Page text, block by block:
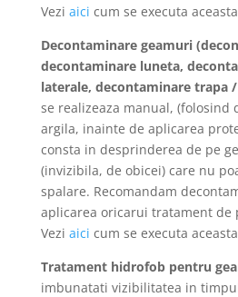
Vezi aici cum se executa
Decontaminare geamuri
decontaminare luneta,
laterale, decontaminare trapa
se realizeaza manual,
argila, inainte de aplicarea
consta in desprinderea de pe
(invizibila, de obicei) care nu
spalare. Recomandam
aplicarea oricarui tratament de
Vezi aici cum se executa
Tratament hidrofob pentru
imbunatati vizibilitatea in